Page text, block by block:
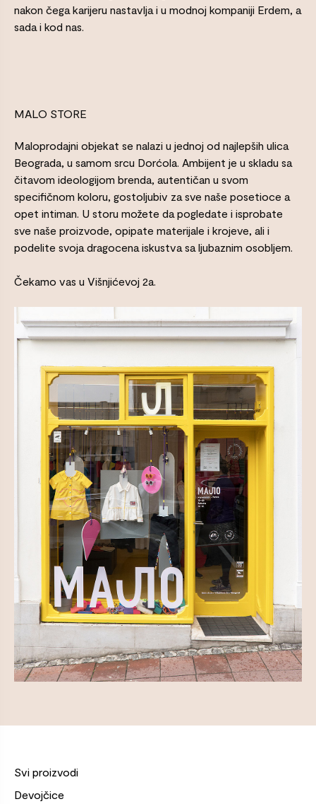
nakon čega karijeru nastavlja i u modnoj kompaniji Erdem, a
sada i kod nas.
MALO STORE
Maloprodajni objekat se nalazi u jednoj od najlepših ulica
Beograda, u samom srcu Dorćola. Ambijent je u skladu sa
čitavom ideologijom brenda, autentičan u svom
specifičnom koloru, gostoljubiv za sve naše posetioce a
opet intiman. U storu možete da pogledate i isprobate
sve naše proizvode, opipate materijale i krojeve, ali i
podelite svoja dragocena iskustva sa ljubaznim osobljem.
Čekamo vas u Višnjićevoj 2a.
Svi proizvodi
Devojčice